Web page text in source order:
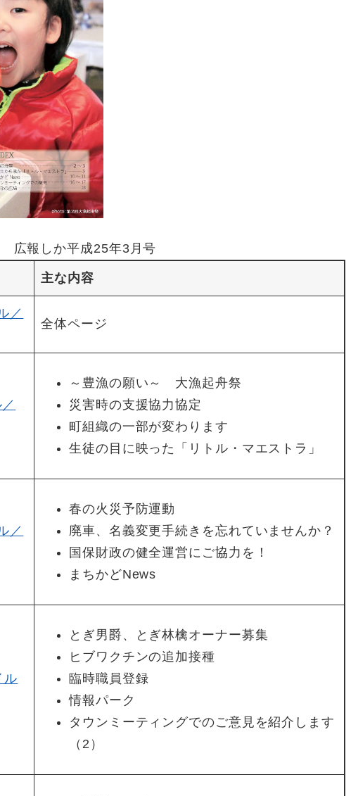
広報しか平成25年3月号
主な内容
／
全体ページ
～豊漁の願い～ 大漁起舟祭
災害時の支援協力協定
町組織の一部が変わります
生徒の目に映った「リトル・マエストラ」
／
春の火災予防運動
廃車、名義変更手続きを忘れていませんか？
国保財政の健全運営にご協力を！
まちかどNews
ル
とぎ男爵、とぎ林檎オーナー募集
ヒブワクチンの追加接種
臨時職員登録
情報パーク
タウンミーティングでのご意見を紹介します
（2）